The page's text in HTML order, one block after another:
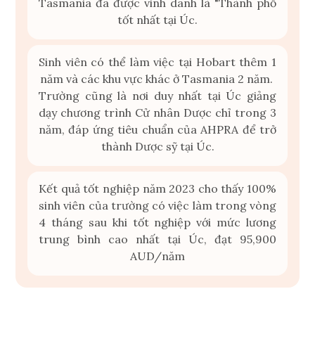
Tasmania đã được vinh danh là "Thành phố
tốt nhất tại Úc.
Sinh viên có thể làm việc tại Hobart thêm 1
năm và các khu vực khác ở Tasmania 2 năm.
Trường cũng là nơi duy nhất tại Úc giảng
dạy chương trình Cử nhân Dược chỉ trong 3
năm, đáp ứng tiêu chuẩn của AHPRA để trở
thành Dược sỹ tại Úc.
Kết quả tốt nghiệp năm 2023 cho thấy 100%
sinh viên của trường có việc làm trong vòng
4 tháng sau khi tốt nghiệp với mức lương
trung bình cao nhất tại Úc, đạt 95,900
AUD/năm